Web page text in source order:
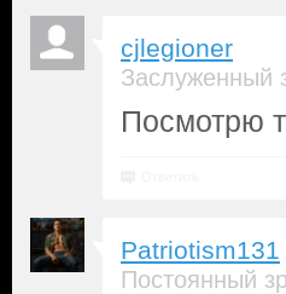
cjlegioner
Заслуженный
Посмотрю
Patriotism131
Постоянный